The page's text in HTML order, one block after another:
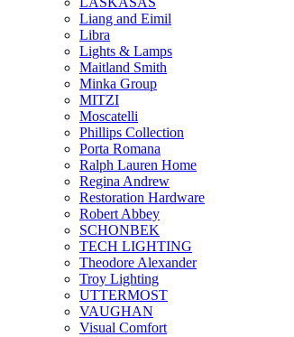
Liang and Eimil
Libra
Lights & Lamps
Maitland Smith
Minka Group
MITZI
Moscatelli
Phillips Collection
Porta Romana
Ralph Lauren Home
Regina Andrew
Restoration Hardware
Robert Abbey
SCHONBEK
TECH LIGHTING
Theodore Alexander
Troy Lighting
UTTERMOST
VAUGHAN
Visual Comfort